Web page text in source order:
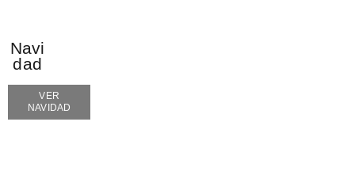
Navi
dad
VER
NAVIDAD